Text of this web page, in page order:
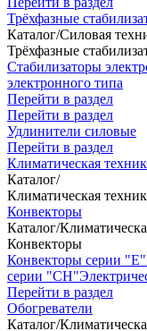
Трёхфазные
Каталог/Силовая
Трёхфазные
Стабилизаторы
электронного типа
Перейти в раздел
Перейти в раздел
Удлинители силовые
Перейти в раздел
Климатическая
Каталог/
Климатическая
Конвекторы
Каталог/
Конвекторы
Конвекторы серии "Е"
серии "СН"
Перейти в раздел
Обогреватели
Каталог/